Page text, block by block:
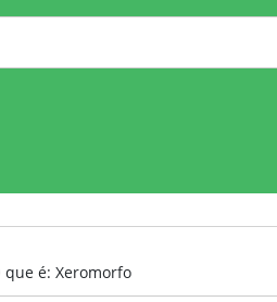
que é: Xeromorfo